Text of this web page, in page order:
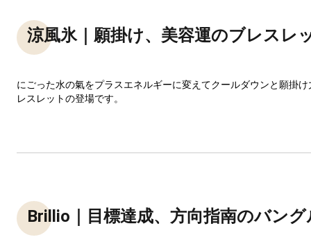
涼風氷｜願掛け、美容運のブレスレ
にごった水の氣をプラスエネルギーに変えてクールダウンと願掛
レスレットの登場です。
Brillio｜目標達成、方向指南のバング